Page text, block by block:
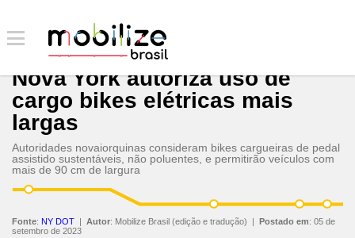
Nova York autoriza uso de
cargo bikes elétricas mais
largas
Autoridades novaiorquinas consideram bikes cargueiras de pedal
assistido sustentáveis, não poluentes, e permitirão veículos com
mais de 90 cm de largura
Fonte: NY DOT | Autor: Mobilize Brasil (edição e tradução) | Postado em: 05 de
setembro de 2023